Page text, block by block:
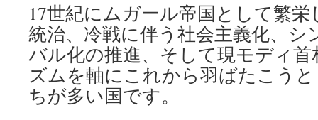
17世紀にムガール帝国として繁
統治、冷戦に伴う社会主義化、シ
バル化の推進、そして現モディ
ズムを軸にこれから羽ばたこう
ちが多い国です。